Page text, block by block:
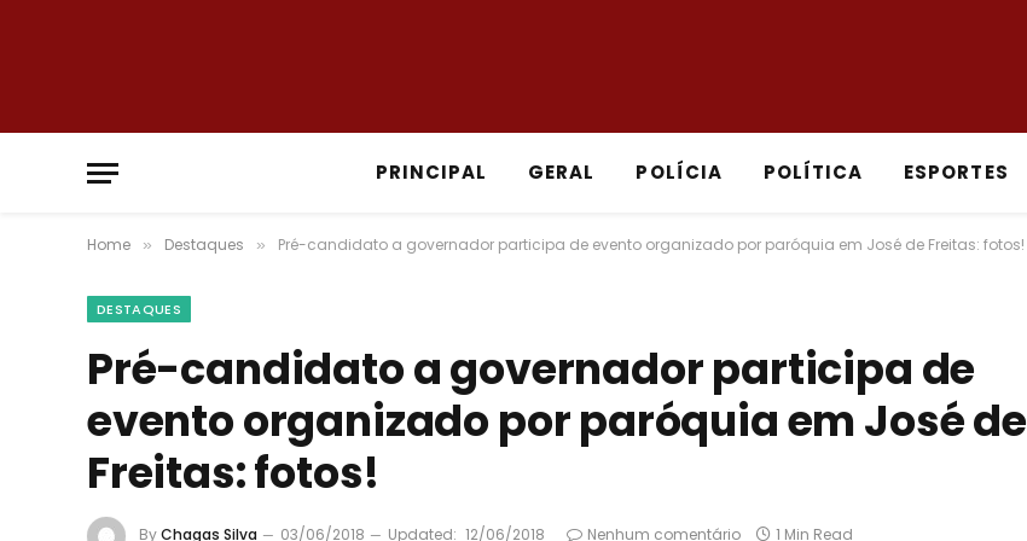
PRINCIPAL GERAL POLÍCIA POLÍTICA ESPORTES
Home » Destaques » Pré-candidato a governador participa de evento organizado por paróquia em José de Freitas: fotos!
DESTAQUES
Pré-candidato a governador participa de
evento organizado por paróquia em José de
Freitas: fotos!
ByChagas Silva 03/06/2018 Updated: 12/06/2018 Nenhum comentário 1 Min Read